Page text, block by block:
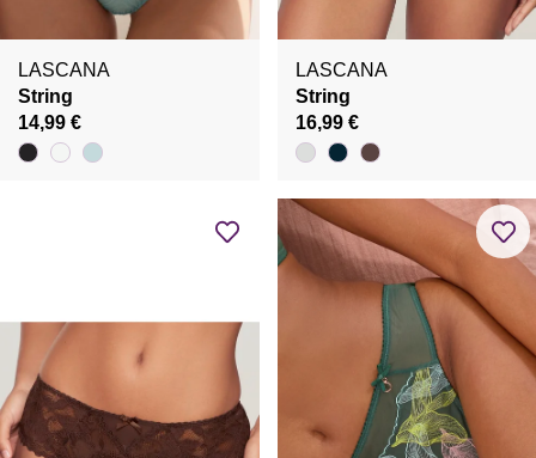
LASCANA
String
14,99 €
LASCANA
String
16,99 €